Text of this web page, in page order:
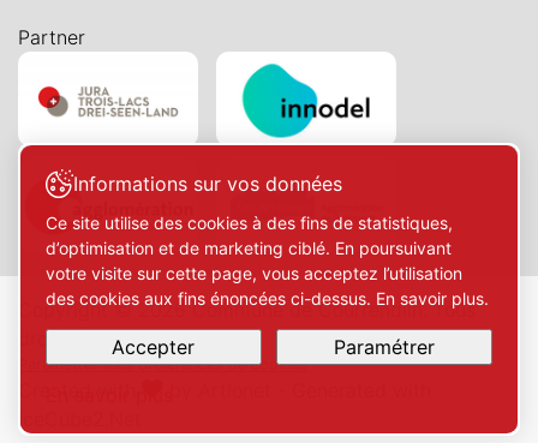
Partner
Copyright © 2026 Commune de Courrendlin. Tous
droits réservés.
Paramétrer mes préférences de cookies
IceCube2.Net
Informations sur vos données
Ce site utilise des cookies à des fins de statistiques,
d’optimisation et de marketing ciblé. En poursuivant
votre visite sur cette page, vous acceptez l’utilisation
des cookies aux fins énoncées ci-dessus. En savoir plus.
Accepter
Paramétrer